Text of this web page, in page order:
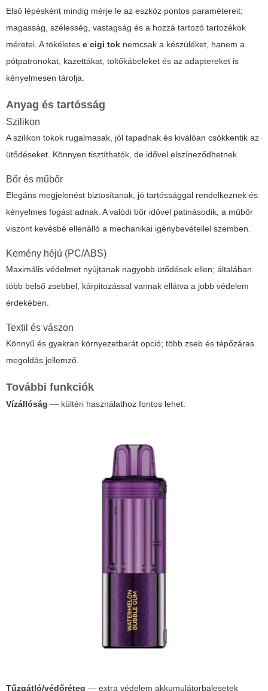
Első lépésként mindig mérje le az eszköz pontos paramétereit:
magasság, szélesség, vastagság és a hozzá tartozó tartozékok
méretei. A tökéletes e cigi tok nemcsak a készüléket, hanem a
pótpatronokat, kazettákat, töltőkábeleket és az adaptereket is
kényelmesen tárolja.
Anyag és tartósság
Szilikon
A szilikon tokok rugalmasak, jól tapadnak és kiválóan csökkentik az
ütődéseket. Könnyen tisztíthatók, de idővel elszíneződhetnek.
Bőr és műbőr
Elegáns megjelenést biztosítanak, jó tartóssággal rendelkeznek és
kényelmes fogást adnak. A valódi bőr idővel patinásodik, a műbőr
viszont kevésbé ellenálló a mechanikai igénybevétellel szemben.
Kemény héjú (PC/ABS)
Maximális védelmet nyújtanak nagyobb ütődések ellen; általában
több belső zsebbel, kárpitozással vannak ellátva a jobb védelem
érdekében.
Textil és vászon
Könnyű és gyakran környezetbarát opció; több zseb és tépőzáras
megoldás jellemző.
További funkciók
Vízállóság — kültéri használathoz fontos lehet.
Tűzgátló/védőréteg — extra védelem akkumulátorbalesetek